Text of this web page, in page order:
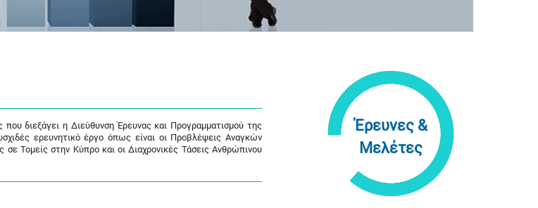
διεξάγει η Διεύθυνση Έρευνας και Προγραμματισμού της
ερευνητικό έργο όπως είναι οι Προβλέψεις Αναγκών
Τομείς στην Κύπρο και οι Διαχρονικές Τάσεις Ανθρώπινου
Έρευνες &
Μελέτες